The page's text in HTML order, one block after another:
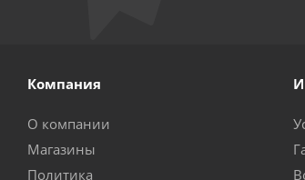
Компания
О компании
Магазины
Политика